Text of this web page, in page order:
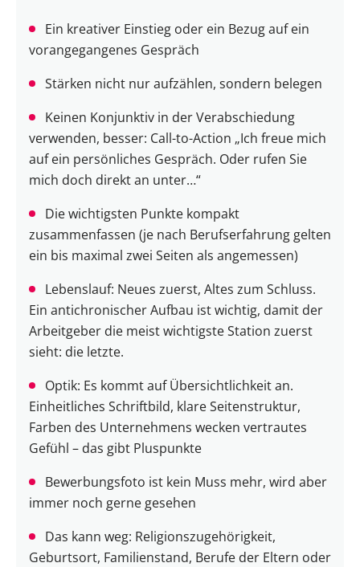
Ein kreativer Einstieg oder ein Bezug auf ein
vorangegangenes Gespräch
Stärken nicht nur aufzählen, sondern belegen
Keinen Konjunktiv in der Verabschiedung
verwenden, besser: Call-to-Action „Ich freue mich
auf ein persönliches Gespräch. Oder rufen Sie
mich doch direkt an unter…“
Die wichtigsten Punkte kompakt
zusammenfassen (je nach Berufserfahrung gelten
ein bis maximal zwei Seiten als angemessen)
Lebenslauf: Neues zuerst, Altes zum Schluss.
Ein antichronischer Aufbau ist wichtig, damit der
Arbeitgeber die meist wichtigste Station zuerst
sieht: die letzte.
Optik: Es kommt auf Übersichtlichkeit an.
Einheitliches Schriftbild, klare Seitenstruktur,
Farben des Unternehmens wecken vertrautes
Gefühl – das gibt Pluspunkte
Bewerbungsfoto ist kein Muss mehr, wird aber
immer noch gerne gesehen
Das kann weg: Religionszugehörigkeit,
Geburtsort, Familienstand, Berufe der Eltern oder